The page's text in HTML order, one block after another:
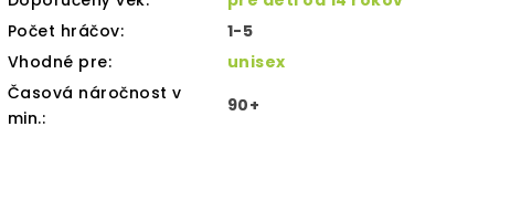
Počet hráčov:
1-5
Vhodné pre:
unisex
Časová náročnost v
min.:
90+